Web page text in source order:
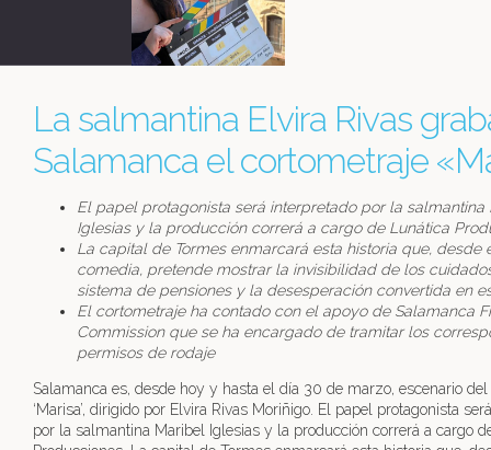
La salmantina Elvira Rivas
Salamanca el cortometraje
El papel protagonista será interpretado por la salmantina
Iglesias y la producción correrá a cargo de Lunática
La capital de Tormes enmarcará esta historia que, desde
comedia, pretende mostrar la invisibilidad de los
sistema de pensiones y la desesperación convertida en
El cortometraje ha contado con el apoyo de Salamanca
Commission que se ha encargado de tramitar los
permisos de rodaje
Salamanca es, desde hoy y hasta el día 30 de marzo, escenario
‘Marisa’, dirigido por Elvira Rivas Moriñigo. El papel protagonista
por la salmantina Maribel Iglesias y la producción correrá a cargo